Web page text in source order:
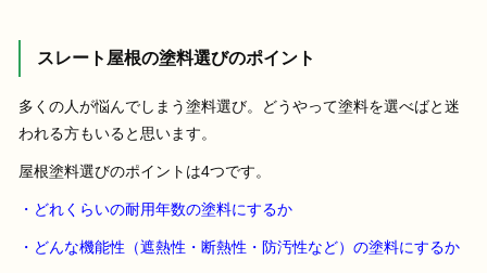
スレート屋根の塗料選びのポイント
多くの人が悩んでしまう塗料選び。どうやって塗料を選べばと迷
われる方もいると思います。
屋根塗料選びのポイントは4つです。
・どれくらいの耐用年数の塗料にするか
・どんな機能性（遮熱性・断熱性・防汚性など）の塗料にするか